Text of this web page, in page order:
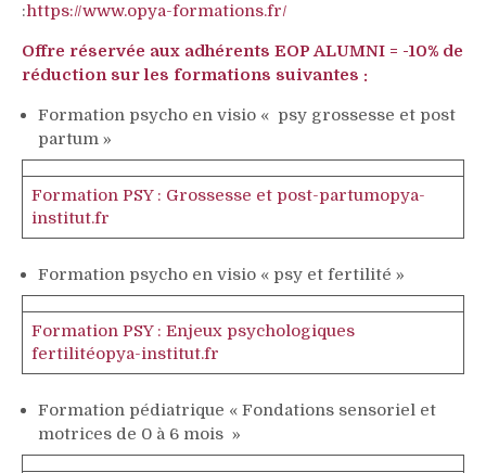
:https://www.opya-formations.fr/
Offre réservée aux adhérents EOP ALUMNI = -10% de
réduction sur les formations suivantes :
Formation psycho en visio « psy grossesse et post
partum »
Formation PSY : Grossesse et post-partumopya-
institut.fr
Formation psycho en visio « psy et fertilité »
Formation PSY : Enjeux psychologiques
fertilitéopya-institut.fr
Formation pédiatrique « Fondations sensoriel et
motrices de 0 à 6 mois »